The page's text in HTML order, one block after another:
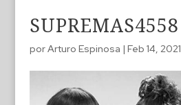
SUPREMAS4558
porArturo Espinosa | Feb 14, 2021